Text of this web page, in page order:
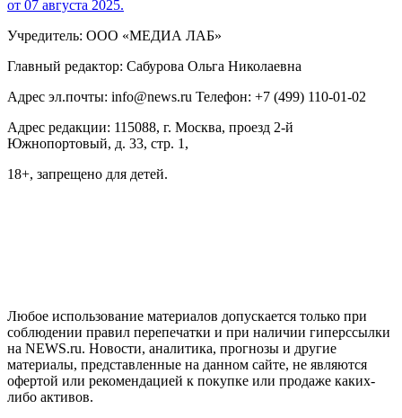
от 07 августа 2025.
Учредитель: ООО «МЕДИА ЛАБ»
Главный редактор: Сабурова Ольга Николаевна
Адрес эл.почты: info@news.ru Телефон: +7 (499) 110-01-02
Адрес редакции: 115088, г. Москва, проезд 2-й
Южнопортовый, д. 33, стр. 1,
18+, запрещено для детей.
Любое использование материалов допускается только при
соблюдении правил перепечатки и при наличии гиперссылки
на NEWS.ru. Новости, аналитика, прогнозы и другие
материалы, представленные на данном сайте, не являются
офертой или рекомендацией к покупке или продаже каких-
либо активов.